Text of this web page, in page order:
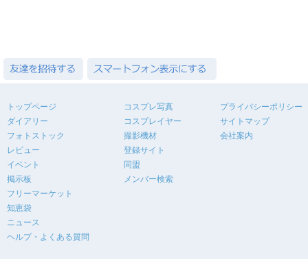
トップページ
ダイアリー
フォトストック
レビュー
イベント
掲示板
フリーマーケット
知恵袋
ニュース
ヘルプ・よくある質問
コスプレ写真
コスプレイヤー
撮影機材
登録サイト
同盟
メンバー検索
プライバシーポリシー
サイトマップ
会社案内